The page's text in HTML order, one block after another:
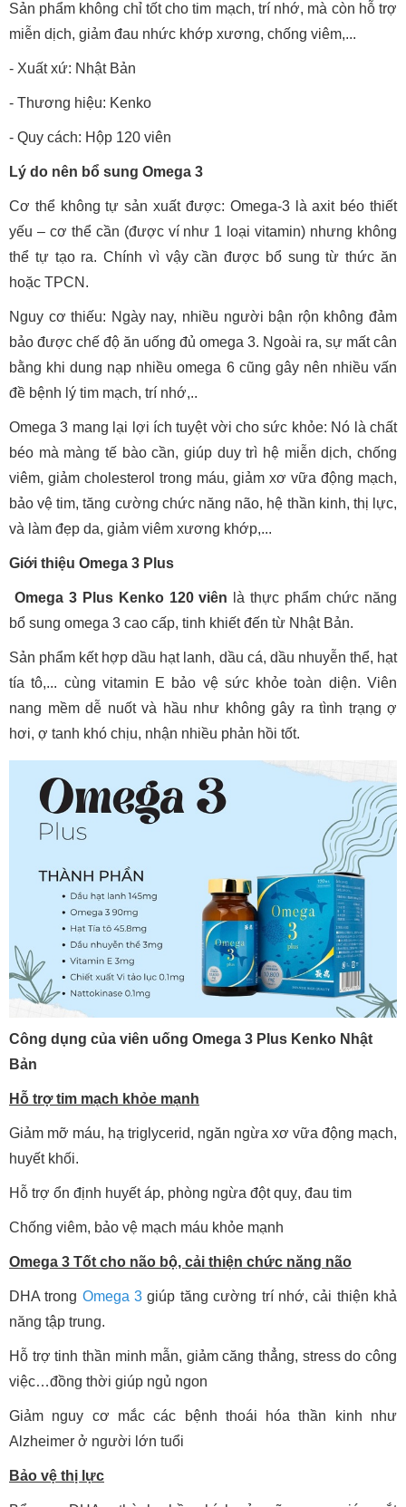
Sản phẩm không chỉ tốt cho tim mạch, trí nhớ, mà còn hỗ trợ
miễn dịch, giảm đau nhức khớp xương, chống viêm,...
- Xuất xứ: Nhật Bản
- Thương hiệu: Kenko
- Quy cách: Hộp 120 viên
Lý do nên bổ sung Omega 3
Cơ thể không tự sản xuất được: Omega-3 là axit béo thiết
yếu – cơ thể cần (được ví như 1 loại vitamin) nhưng không
thể tự tạo ra. Chính vì vậy cần được bổ sung từ thức ăn
hoặc TPCN.
Nguy cơ thiếu: Ngày nay, nhiều người bận rộn không đảm
bảo được chế độ ăn uống đủ omega 3. Ngoài ra, sự mất cân
bằng khi dung nạp nhiều omega 6 cũng gây nên nhiều vấn
đề bệnh lý tim mạch, trí nhớ,..
Omega 3 mang lại lợi ích tuyệt vời cho sức khỏe: Nó là chất
béo mà màng tế bào cần, giúp duy trì hệ miễn dịch, chống
viêm, giảm cholesterol trong máu, giảm xơ vữa động mạch,
bảo vệ tim, tăng cường chức năng não, hệ thần kinh, thị lực,
và làm đẹp da, giảm viêm xương khớp,...
Giới thiệu Omega 3 Plus
Omega 3 Plus Kenko 120 viên là thực phẩm chức năng
bổ sung omega 3 cao cấp, tinh khiết đến từ Nhật Bản.
Sản phẩm kết hợp dầu hạt lanh, dầu cá, dầu nhuyễn thể, hạt
tía tô,... cùng vitamin E bảo vệ sức khỏe toàn diện. Viên
nang mềm dễ nuốt và hầu như không gây ra tình trạng ợ
hơi, ợ tanh khó chịu, nhận nhiều phản hồi tốt.
Công dụng của viên uống Omega 3 Plus Kenko Nhật
Bản
Hỗ trợ tim mạch khỏe mạnh
Giảm mỡ máu, hạ triglycerid, ngăn ngừa xơ vữa động mạch,
huyết khối.
Hỗ trợ ổn định huyết áp, phòng ngừa đột quỵ, đau tim
Chống viêm, bảo vệ mạch máu khỏe mạnh
Omega 3 Tốt cho não bộ, cải thiện chức năng não
DHA trong Omega 3 giúp tăng cường trí nhớ, cải thiện khả
năng tập trung.
Hỗ trợ tinh thần minh mẫn, giảm căng thẳng, stress do công
việc…đồng thời giúp ngủ ngon
Giảm nguy cơ mắc các bệnh thoái hóa thần kinh như
Alzheimer ở người lớn tuổi
Bảo vệ thị lực